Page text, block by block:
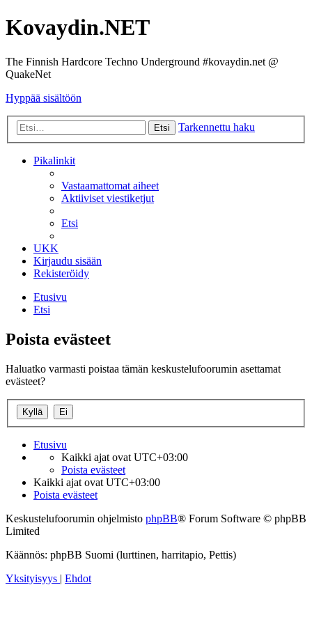
Kovaydin.NET
The Finnish Hardcore Techno Underground #kovaydin.net @
QuakeNet
Hyppää sisältöön
Etsi Tarkennettu haku
Pikalinkit
Vastaamattomat aiheet
Aktiiviset viestiketjut
Etsi
UKK
Kirjaudu sisään
Rekisteröidy
Etusivu
Etsi
Poista evästeet
Haluatko varmasti poistaa tämän keskustelufoorumin asettamat
evästeet?
Etusivu
Kaikki ajat ovat UTC+03:00
Poista evästeet
Kaikki ajat ovat UTC+03:00
Poista evästeet
Keskustelufoorumin ohjelmisto phpBB® Forum Software © phpBB
Limited
Käännös: phpBB Suomi (lurttinen, harritapio, Pettis)
Yksityisyys | Ehdot